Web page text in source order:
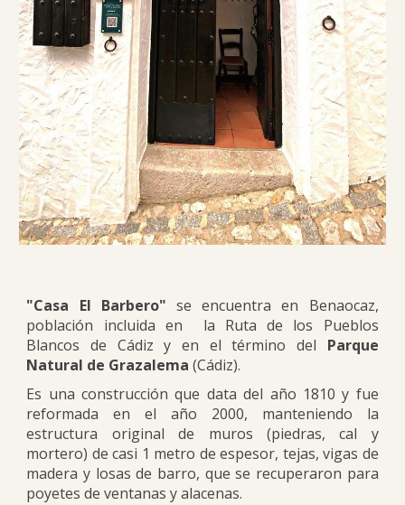
"Casa El Barbero" se encuentra en Benaocaz,
población incluida en la Ruta de los Pueblos
Blancos de Cádiz y en el término del Parque
Natural de Grazalema (Cádiz).
Es una construcción que data del año 1810 y fue
reformada en el año 2000, manteniendo la
estructura original de muros (piedras, cal y
mortero) de casi 1 metro de espesor, tejas, vigas de
madera y losas de barro, que se recuperaron para
poyetes de ventanas y alacenas.